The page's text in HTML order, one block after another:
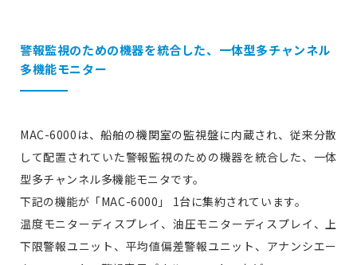
警報監視のための機器を統合した、一体型多チャンネル
多機能モニター
MAC-6000は、船舶の機関室の監視盤に内蔵され、従来分散
して配置されていた警報監視のための機器を統合した、一体
型多チャンネル多機能モニタです。
下記の機能が「MAC-6000」 1台に集約されています。
温度モニターディスプレイ、油圧モニターディスプレイ、上
下限警報ユニット、平均値偏差警報ユニット、アナンシエー